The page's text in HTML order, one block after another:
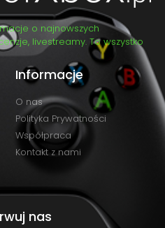
o najnowszych
livestreamy. To wszystko
Informacje
O nas
Polityka Prywatności
Współpraca
Kontakt z nami
nas